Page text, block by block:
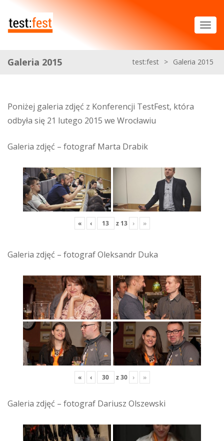
Galeria 2015 test:fest > Galeria 2015
Poniżej galeria zdjęć z Konferencji TestFest, która
odbyła się 21 lutego 2015 we Wrocławiu
Galeria zdjęć – fotograf Marta Drabik
« ‹ z 13 › »
Galeria zdjęć – fotograf Oleksandr Duka
« ‹ z30 › »
Galeria zdjęć – fotograf Dariusz Olszewski